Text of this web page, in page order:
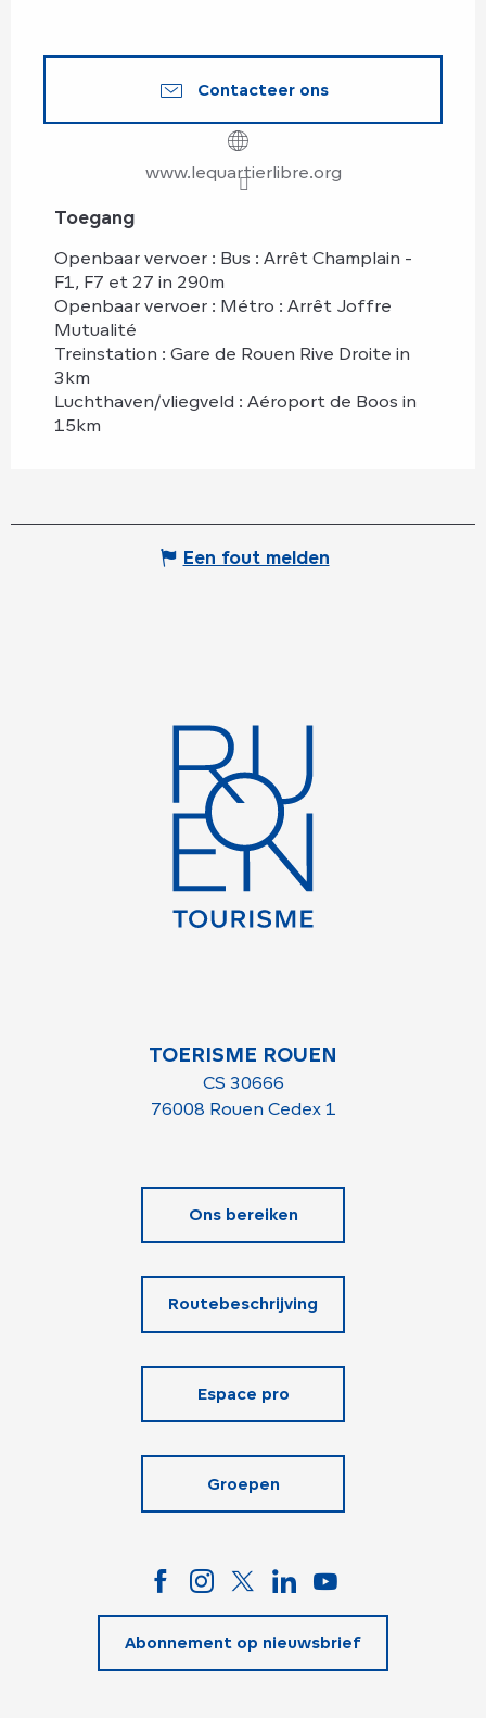
Contacteer ons
www.lequartierlibre.org
Toegang
Toegang
Openbaar vervoer : Bus : Arrêt Champlain -
F1, F7 et 27 in 290m
Openbaar vervoer : Métro : Arrêt Joffre
Mutualité
Treinstation : Gare de Rouen Rive Droite in
3km
Luchthaven/vliegveld : Aéroport de Boos in
15km
Een fout melden
TOERISME ROUEN
CS 30666
76008 Rouen Cedex 1
Ons bereiken
Routebeschrijving
Espace pro
Groepen
Abonnement op nieuwsbrief